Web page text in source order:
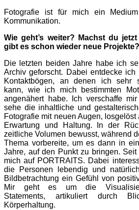
Fotografie ist für mich ein
Kommunikation.
Wie geht’s weiter? Machst du
gibt es schon wieder neue Projekte?
Die letzten beiden Jahre habe ich
Archiv geforscht. Dabei entdecke
Kontaktbögen, an denen ich sehr
kann, wie ich mich bestimmten
angenähert habe. Ich verschaffe
sehe die inhaltliche und
Fotografie mit neuen Augen,
Erwartung und Haltung. In der
zeitliche Volumen bewusst, während
Thema vorbereite, um es dann in
Jahre, auf den Punkt zu bringen.
mich auf PORTRAITS. Dabei
die Personen lebendig und
Bildbetrachtung ein Gefühl von
Mir geht es um die
Statements, artikuliert durch
Körperhaltung.